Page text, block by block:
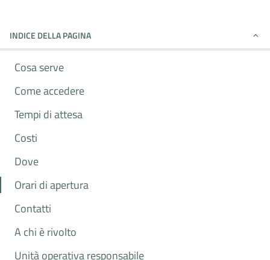
INDICE DELLA PAGINA
Cosa serve
Come accedere
Tempi di attesa
Costi
Dove
Orari di apertura
Contatti
A chi è rivolto
Unità operativa responsabile